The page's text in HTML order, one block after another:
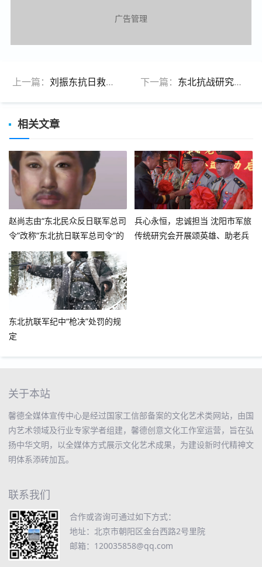
广告管理
上一篇： 刘振东抗日救国事迹（上） 下一篇： 东北抗战研究会学术论文征集启事
相关文章
赵尚志由“东北民众反日联军总司
令”改称“东北抗日联军总司令”的
确切时间：1936年2月
兵心永恒，忠诚担当 沈阳市军旅
传统研究会开展颂英雄、助老兵
东北抗联军纪中“枪决”处罚的规
定
关于本站
馨德全媒体宣传中心是经过国家工信部备案的文化艺术类网站，由国
内艺术领域及行业专家学者组建，馨德创意文化工作室运营，旨在弘
扬中华文明，以全媒体方式展示文化艺术成果，为建设新时代精神文
明体系添砖加瓦。
联系我们
合作或咨询可通过如下方式：
地址：北京市朝阳区金台西路2号里院
邮箱：120035858@qq.com